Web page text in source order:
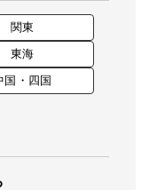
関東
東海
国・四国